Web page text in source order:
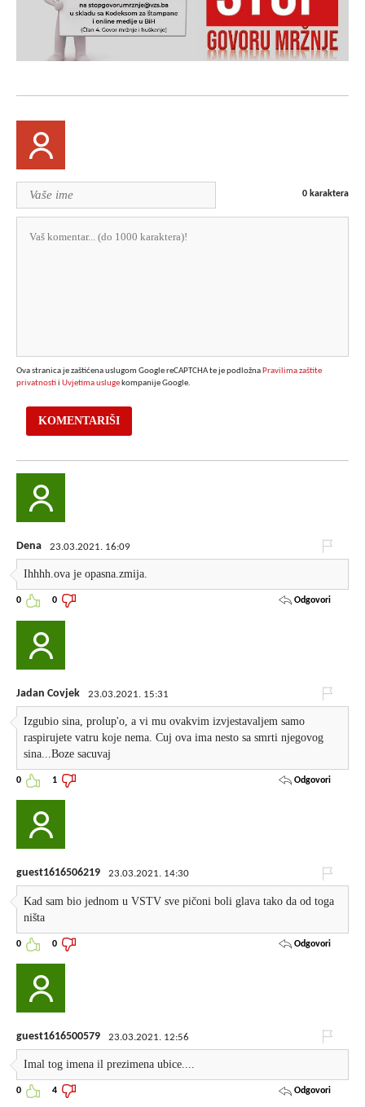
0 karaktera
Ova stranica je zaštićena uslugom Google reCAPTCHA te je podložna Pravilima zaštite
privatnostii Uvjetima usluge kompanije Google.
Dena 23.03.2021. 16:09
Ihhhh.ova je opasna.zmija.
0 0 Odgovori
Jadan Covjek 23.03.2021. 15:31
Izgubio sina, prolup'o, a vi mu ovakvim izvjestavaljem samo
raspirujete vatru koje nema. Cuj ova ima nesto sa smrti njegovog
sina...Boze sacuvaj
0 1 Odgovori
guest1616506219 23.03.2021. 14:30
Kad sam bio jednom u VSTV sve pičoni boli glava tako da od toga
ništa
0 0 Odgovori
guest1616500579 23.03.2021. 12:56
Imal tog imena il prezimena ubice....
0 4 Odgovori